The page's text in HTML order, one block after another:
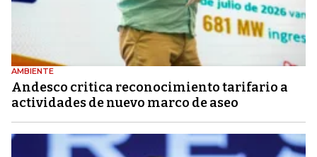
AMBIENTE
Andesco critica reconocimiento tarifario a
actividades de nuevo marco de aseo